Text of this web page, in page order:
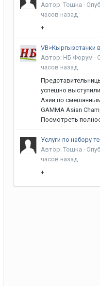
Автор:Тошка ·
часов назад
+
Автор: НБ Форум ·
часов назад
успешно
Азии по
GAMMA Asian
Посмотреть
Автор:Тошка ·
часов назад
+